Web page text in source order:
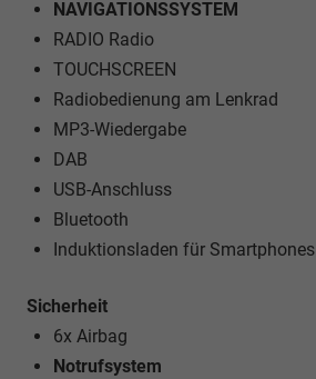
NAVIGATIONSSYSTEM
RADIO Radio
TOUCHSCREEN
Radiobedienung am Lenkrad
MP3-Wiedergabe
DAB
USB-Anschluss
Bluetooth
Induktionsladen für Smartphones
Sicherheit
6x Airbag
Notrufsystem